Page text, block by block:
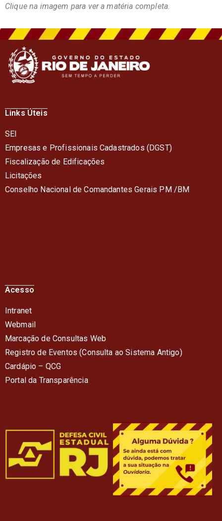
Clique na imagem para ver a matéria completa.
Links Úteis
SEI
Empresas e Profissionais Cadastrados (DGST)
Fiscalização de Edificações
Licitações
Conselho Nacional de Comandantes Gerais PM /BM
Acesso
Intranet
Webmail
Marcação de Consultas Web
Registro de Eventos (Consulta ao Sistema Antigo)
Cardápio – QCG
Portal da Transparência